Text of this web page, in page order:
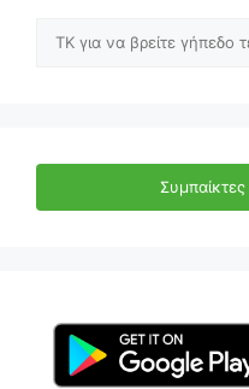
Αναζήτηση